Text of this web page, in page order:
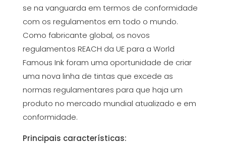
se na vanguarda em termos de conformidade
com os regulamentos em todo o mundo.
Como fabricante global, os novos
regulamentos REACH da UE para a World
Famous Ink foram uma oportunidade de criar
uma nova linha de tintas que excede as
normas regulamentares para que haja um
produto no mercado mundial atualizado e em
conformidade.
Principais características: